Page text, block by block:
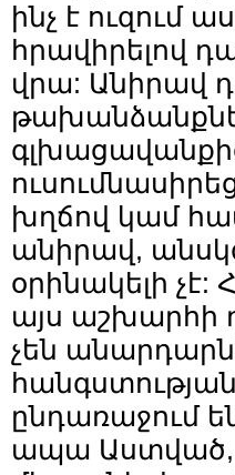
ինչ է ուզում
հրավիրելով
վրա: Անիրավ
խղճով կամ
անիրավ,
օրինակելի չէ:
այս աշխարհի
չեն
ընդառաջում
ապա Աստված,